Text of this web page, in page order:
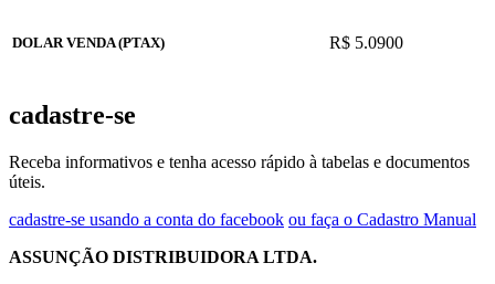
DOLAR VENDA (PTAX) R$ 5.0900
cadastre-se
Receba informativos e tenha acesso rápido à tabelas e documentos
úteis.
cadastre-se usando a conta do facebook ou faça o Cadastro Manual
ASSUNÇÃO DISTRIBUIDORA LTDA.